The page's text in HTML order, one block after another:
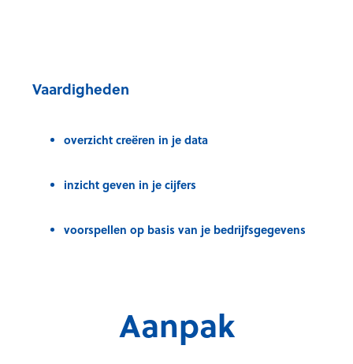
Vaardigheden
overzicht creëren in je data
inzicht geven in je cijfers
voorspellen op basis van je bedrijfsgegevens
Aanpak